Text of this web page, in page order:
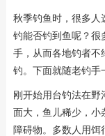
秋季钓鱼时，很多人
钓能否钓到鱼呢？很
手，从而各地钓者不
钓。下面就随老钓手
刚开始用台钓法在野
面大，鱼儿稀少，小
障碍物。多数人用饵